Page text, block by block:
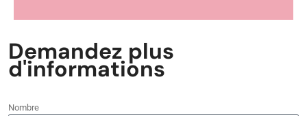
Demandez plus
d'informations
Nombre